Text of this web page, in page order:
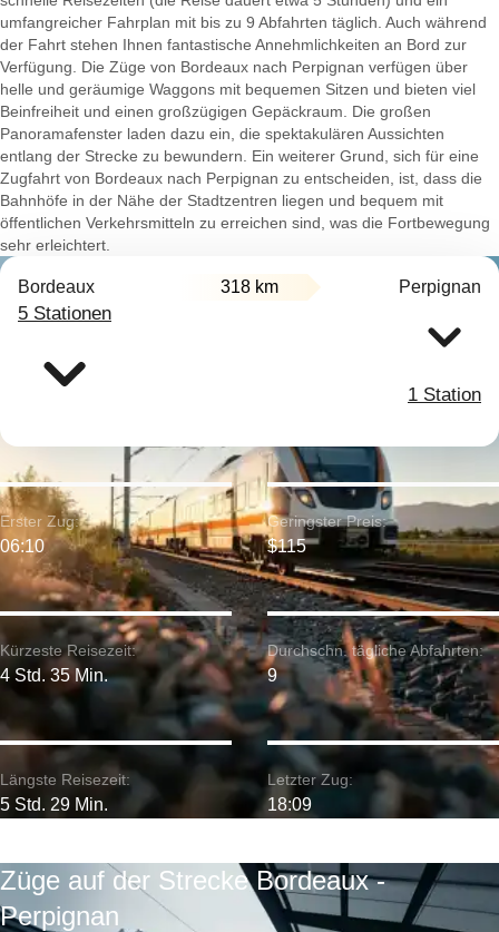
umfangreicher Fahrplan mit bis zu 9 Abfahrten täglich. Auch während
der Fahrt stehen Ihnen fantastische Annehmlichkeiten an Bord zur
Verfügung. Die Züge von Bordeaux nach Perpignan verfügen über
helle und geräumige Waggons mit bequemen Sitzen und bieten viel
Beinfreiheit und einen großzügigen Gepäckraum. Die großen
Panoramafenster laden dazu ein, die spektakulären Aussichten
entlang der Strecke zu bewundern. Ein weiterer Grund, sich für eine
Zugfahrt von Bordeaux nach Perpignan zu entscheiden, ist, dass die
Bahnhöfe in der Nähe der Stadtzentren liegen und bequem mit
öffentlichen Verkehrsmitteln zu erreichen sind, was die Fortbewegung
sehr erleichtert.
Bordeaux 318 km Perpignan
5 Stationen
1 Station
Kürzeste Reisezeit:
4 Std. 35 Min.
Erster Zug:
06:10
Längste Reisezeit:
5 Std. 29 Min.
Geringster Preis:
$115
Durchschn. tägliche Abfahrten:
9
Letzter Zug:
18:09
Züge auf der Strecke Bordeaux -
Perpignan